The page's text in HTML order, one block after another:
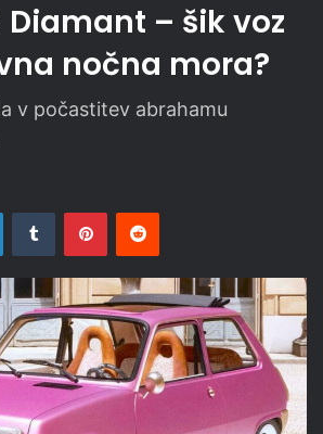
Diamant – šik voz
nočna mora?
v počastitev abrahamu
LinkedInTumblr PinterestReddit